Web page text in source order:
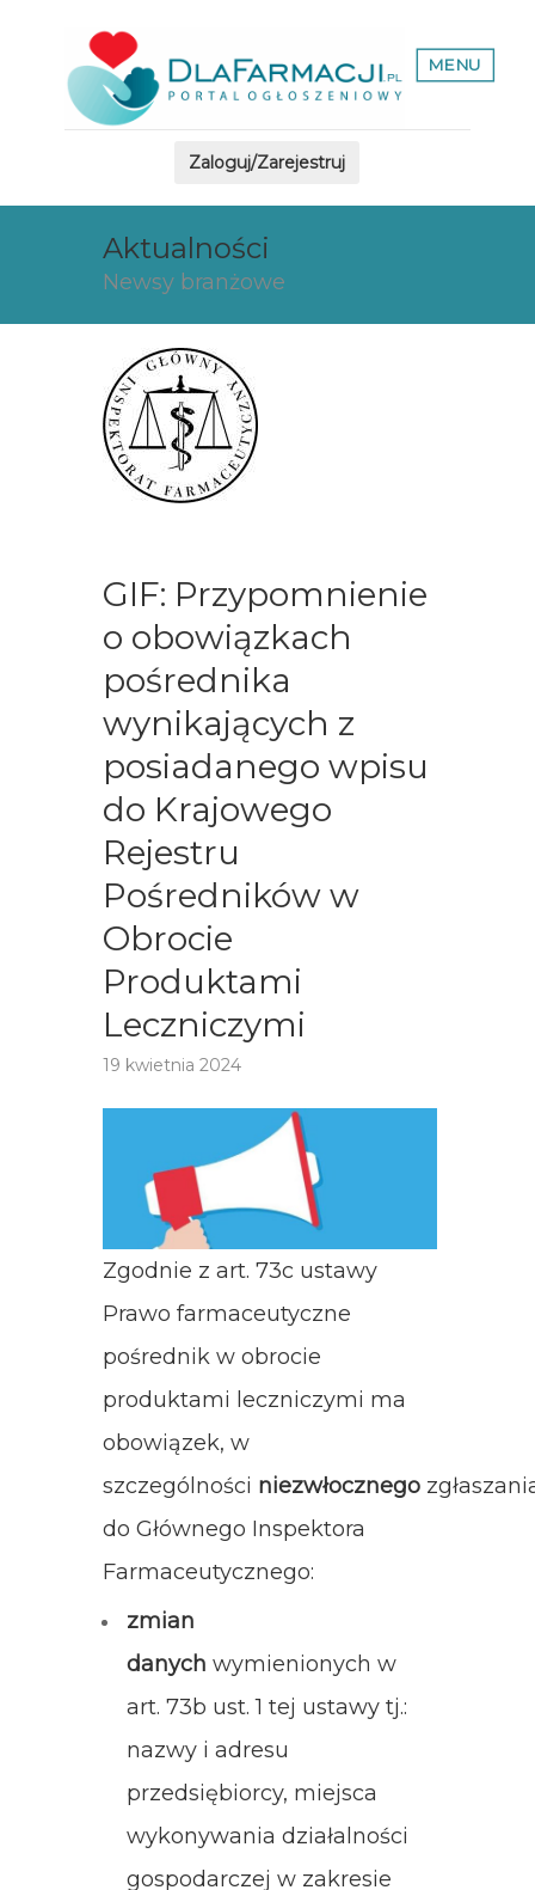
MENU
Zaloguj/Zarejestruj
Aktualności
Newsy branżowe
GIF: Przypomnienie
o obowiązkach
pośrednika
wynikających z
posiadanego wpisu
do Krajowego
Rejestru
Pośredników w
Obrocie
Produktami
Leczniczymi
19 kwietnia 2024
Zgodnie z art. 73c ustawy
Prawo farmaceutyczne
pośrednik w obrocie
produktami leczniczymi ma
obowiązek, w
szczególności niezwłocznego
do Głównego Inspektora
Farmaceutycznego:
zmian
danych wymienionych w
art. 73b ust. 1 tej ustawy tj.:
nazwy i adresu
przedsiębiorcy, miejsca
wykonywania działalności
gospodarczej w zakresie